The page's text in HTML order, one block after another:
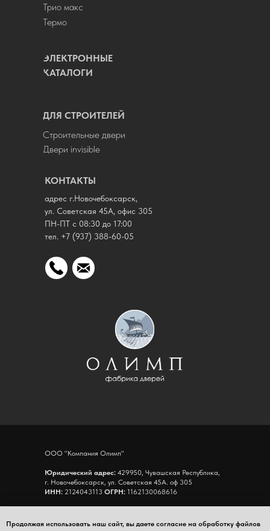
ООО "Компания Олимп"
Юридический адрес: 429950, Чувашская Республика,
г. Новочебоксарск, ул. Советская 45А. оф 305
ИНН: 2124043113 ОГРН: 1162130068616
г. Новочебоксарск, ул.Промышленная 65, К8, склад 11
Трио макс
Термо
ДЛЯ СТРОИТЕЛЕЙ
Строительные двери
Двери invisible
КОНТАКТЫ
адрес г.Новочебоксарск,
ул. Советская 45А, офис 305
ПН-ПТ с 08:30 до 17:00
тел. +7 (937) 388-60-05
ЭЛЕКТРОННЫЕ
КАТАЛОГИ
Продолжая использовать наш сайт, вы даете согласие на обработку файлов